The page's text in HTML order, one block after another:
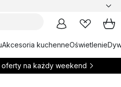
Akcesoria kuchenneOświetlenie
oferty na każdy weekend